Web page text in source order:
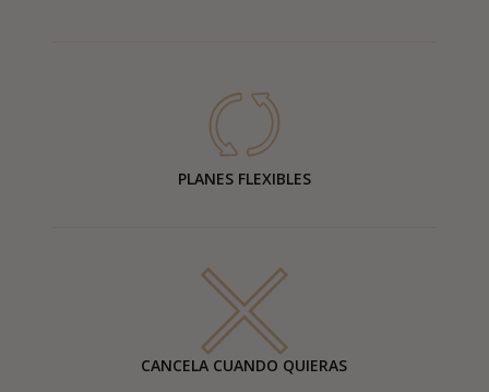
PLANES FLEXIBLES
CANCELA CUANDO QUIERAS